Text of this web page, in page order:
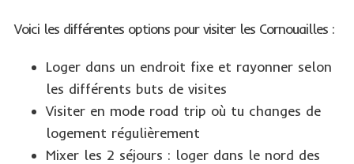
Voici les différentes options pour visiter les Cornouailles :
Loger dans un endroit fixe et rayonner selon
les différents buts de visites
Visiter en mode road trip où tu changes de
logement régulièrement
Mixer les 2 séjours : loger dans le nord des